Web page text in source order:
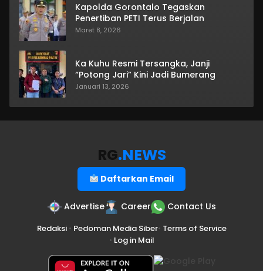
Kapolda Gorontalo Tegaskan
Penertiban PETI Terus Berjalan
Maret 8, 2026
Ka Kuhu Resmi Tersangka, Janji
“Potong Jari” Kini Jadi Bumerang
Januari 13, 2026
RG.NEWS
Daftarkan Email
Advertise Career Contact Us
Redaksi• Pedoman Media Siber• Terms of Service
• Log in Mail